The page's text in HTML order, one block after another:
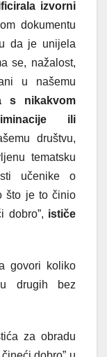
izvorni
dokumentu
da je unijela
se, nažalost,
u našemu
s nikakvom
ili
društvu,
tematsku
učenike o
što je to činio
dobro”, ističe
govori koliko
drugih bez
za obradu